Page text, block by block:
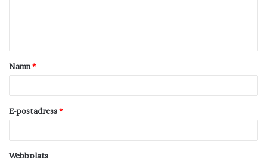
t
a
Namn*
E-postadress*
Webbplats